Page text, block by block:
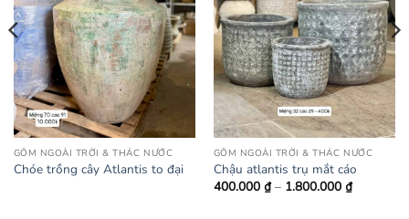
GỐM NGOÀI TRỜI & THÁC NƯỚC
Chóe trồng cây Atlantis to đại
GỐM NGOÀI TRỜI & THÁC NƯỚC
Chậu atlantis trụ mắt cáo
400.000 ₫ – 1.800.000 ₫Khoảng
giá: